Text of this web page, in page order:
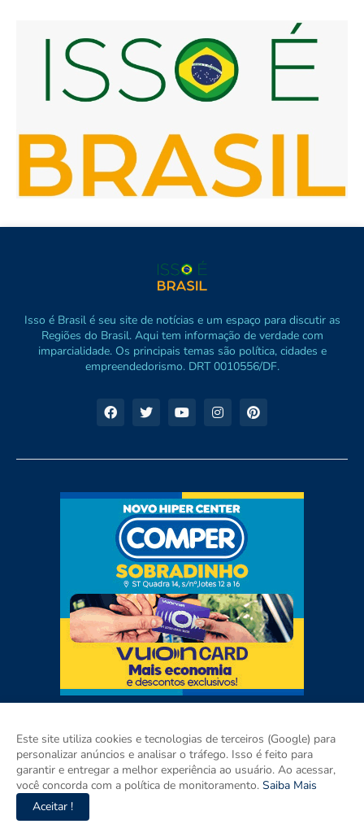
Isso é Brasil é seu site de notícias e um espaço para discutir as
Regiões do Brasil. Aqui tem informação de verdade com
imparcialidade. Os principais temas são política, cidades e
empreendedorismo. DRT 0010556/DF.
Este site utiliza cookies e tecnologias de terceiros (Google) para
personalizar anúncios e analisar o tráfego. Isso é feito para
garantir e entregar a melhor experiência ao usuário. Ao acessar,
você concorda com a política de monitoramento. Saiba Mais
Aceitar !